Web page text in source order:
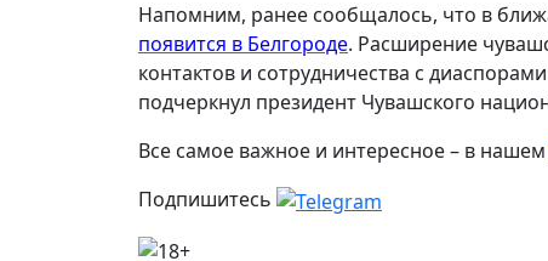
Напомним, ранее сообщалось, что в
появится в Белгороде. Расширение
контактов и сотрудничества с
подчеркнул президент Чувашского
Все самое важное и интересное – в нашем
Подпишитесь